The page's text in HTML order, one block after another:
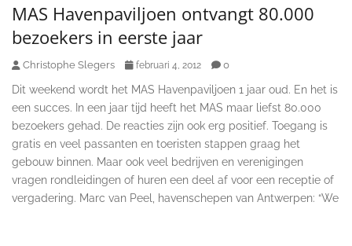
MAS Havenpaviljoen ontvangt 80.000
bezoekers in eerste jaar
Christophe Slegers februari 4, 2012 0
Dit weekend wordt het MAS Havenpaviljoen 1 jaar oud. En het is
een succes. In een jaar tijd heeft het MAS maar liefst 80.000
bezoekers gehad. De reacties zijn ook erg positief. Toegang is
gratis en veel passanten en toeristen stappen graag het
gebouw binnen. Maar ook veel bedrijven en verenigingen
vragen rondleidingen of huren een deel af voor een receptie of
vergadering. Marc van Peel, havenschepen van Antwerpen: “We